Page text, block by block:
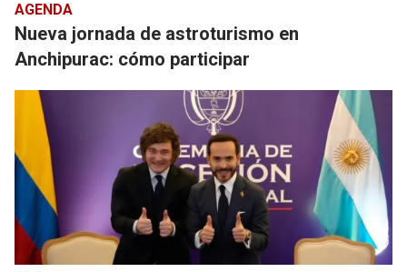
AGENDA
Nueva jornada de astroturismo en
Anchipurac: cómo participar